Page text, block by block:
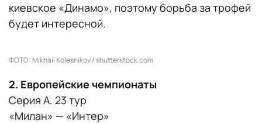
киевское «Динамо», поэтому борьба за трофей
будет интересной.
ФОТО: Mikhail Kolesnikov / shutterstock.com
2. Европейские чемпионаты
Серия А. 23 тур
«Милан» — «Интер»